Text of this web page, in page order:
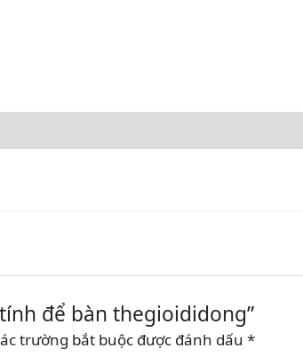
để bàn thegioididong”
trường bắt buộc được đánh dấu*